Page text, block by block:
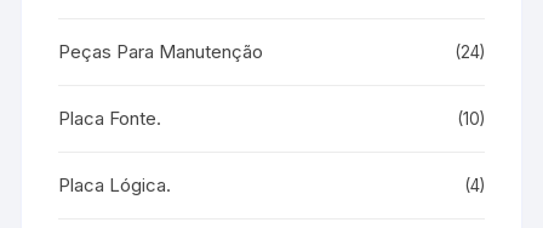
Peças Para Manutenção (24)
Placa Fonte. (10)
Placa Lógica. (4)